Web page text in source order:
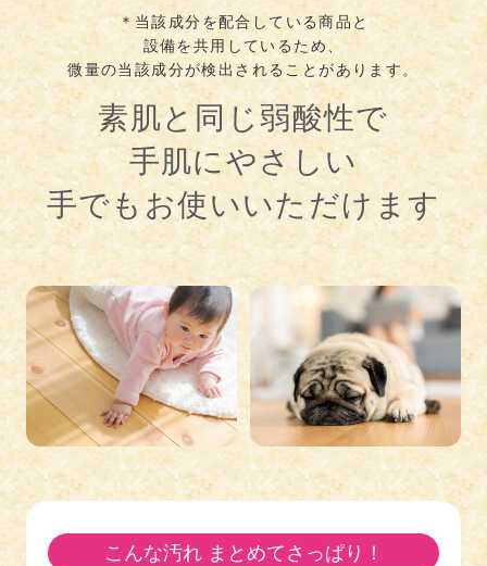
＊当該成分を配合している商品と
設備を共用しているため、
微量の当該成分が検出されることがあります。
素肌と同じ弱酸性で
手肌にやさしい
手でもお使いいただけます
こんな汚れ まとめてさっぱり！